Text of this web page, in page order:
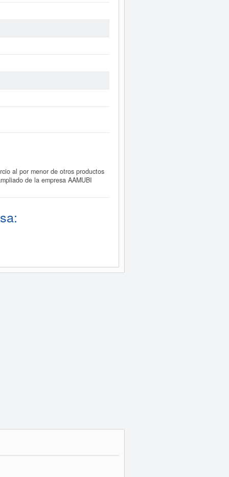
al por menor de otros productos
de la empresa AAMUBI